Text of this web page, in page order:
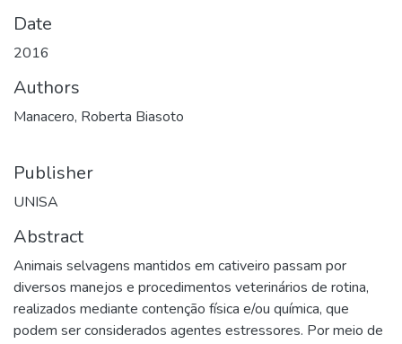
Date
2016
Authors
Manacero, Roberta Biasoto
Publisher
UNISA
Abstract
Animais selvagens mantidos em cativeiro passam por
diversos manejos e procedimentos veterinários de rotina,
realizados mediante contenção física e/ou química, que
podem ser considerados agentes estressores. Por meio de